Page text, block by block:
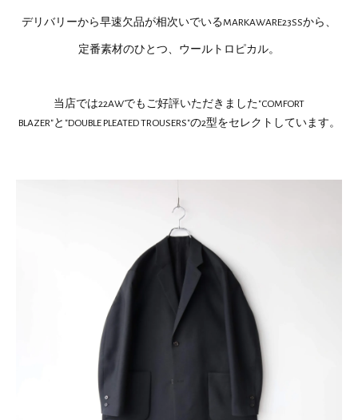
デリバリーから早速欠品が相次いでいるMARKAWARE23SSから、
定番素材のひとつ、ウールトロピカル。
当店では22AWでもご好評いただきました"COMFORT
BLAZER"と"DOUBLE PLEATED TROUSERS"の2型をセレクトしています。